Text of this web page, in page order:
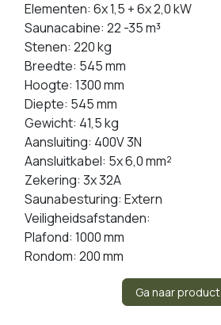
Elementen: 6x 1,5 + 6x 2,0 kW
Saunacabine: 22 -35 m³
Stenen: 220 kg
Breedte: 545 mm
Hoogte: 1300 mm
Diepte: 545 mm
Gewicht: 41,5 kg
Aansluiting: 400V 3N
Aansluitkabel: 5x 6,0 mm²
Zekering: 3x 32A
Saunabesturing: Extern
Veiligheidsafstanden:
Plafond: 1000 mm
Rondom: 200 mm
Ga naar product